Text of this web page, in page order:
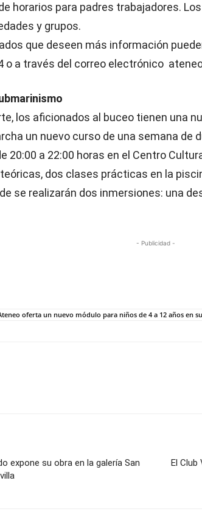
horarios para padres trabajadores.
y grupos.
que deseen más información
o a través del correo electrónico
los aficionados al buceo tienen una
un nuevo curso de una semana de
20:00 a 22:00 horas en el Centro
dos clases prácticas en la
se realizarán dos inmersiones: una
- Publicidad -
oferta un nuevo módulo para niños de 4 a 12 años en
expone su obra en la galería San
El